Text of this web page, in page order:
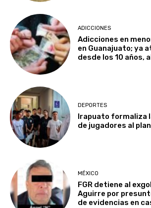
ADICCIONES
Adicciones en
en Guanajuato; ya
desde los 10 años,
DEPORTES
Irapuato formaliza
de jugadores al
MÉXICO
FGR detiene al
Aguirre por
de evidencias en